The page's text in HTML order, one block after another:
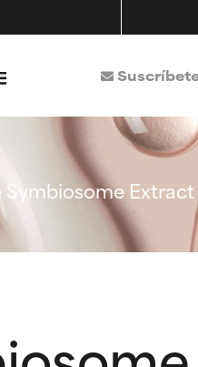
Extract